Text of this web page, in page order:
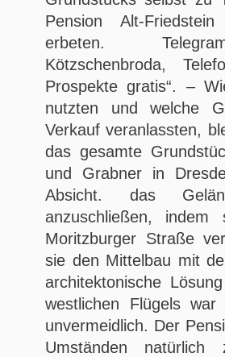
Pension Alt-
erbeten.
Kötzschenbroda,
Prospekte gratis“. –
nutzten und welche
Verkauf veranlassten,
das gesamte
und Grabner in
Absicht. das
anzuschließen,
Moritzburger Straße
sie den Mittelbau mit
architektonische
westlichen Flügels
unvermeidlich. Der
Umständen natürlich